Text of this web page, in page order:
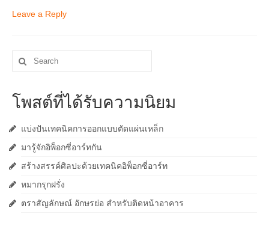
Leave a Reply
Search
for:
โพสต์ที่ได้รับความนิยม
แบ่งปันเทคนิคการออกแบบตัดแผ่นเหล็ก
มารู้จักอิพ็อกซี่อาร์ทกัน
สร้างสรรค์ศิลปะด้วยเทคนิคอิพ็อกซี่อาร์ท
หมากรุกฝรั่ง
ตราสัญลักษณ์ อักษรย่อ สำหรับติดหน้าอาคาร